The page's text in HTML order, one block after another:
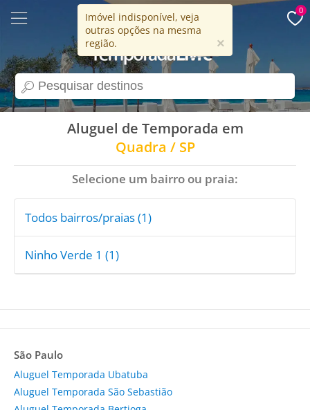
search
15 anos
0
Imóvel indisponível, veja
outras opções na mesma
região.
×
Aluguel de Temporada em
Quadra / SP
Selecione um bairro ou praia:
Todos bairros/praias (1)
Ninho Verde 1 (1)
São Paulo
Aluguel Temporada Ubatuba
Aluguel Temporada São Sebastião